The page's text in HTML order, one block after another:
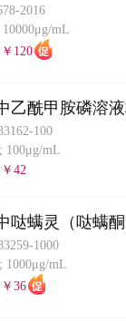
2016
10000μg/mL
￥120
乙酰甲胺磷溶
100
; 100μg/mL
￥42
哒螨灵（哒螨
1000
; 1000μg/mL
￥36